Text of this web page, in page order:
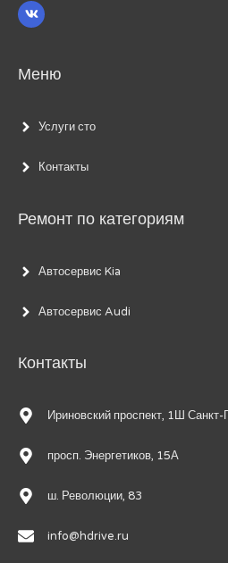
Меню
Услуги сто
Контакты
Ремонт по категориям
Автосервис Kia
Автосервис Audi
Контакты
Ириновский проспект, 1Ш Санкт-
просп. Энергетиков, 15А
ш. Революции, 83
info@hdrive.ru